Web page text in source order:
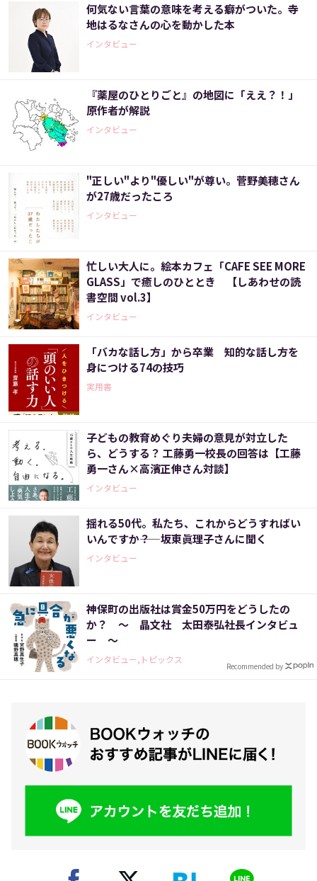
何気ない言葉の意味を考える癖がついた。寺
地はるなさんの心を動かした本
インタビュー
『薬屋のひとりごと』の地図に「ええ？！」
原作者が解説
インタビュー
"正しい"より"優しい"が尊い。菅野美穂さん
が27歳だったころ
インタビュー
忙しい大人に。絵本カフェ「CAFE SEE MORE
GLASS」で癒しのひととき 【しあわせの読
書空間 vol.3】
インタビュー
「バカな話し方」から卒業 知的な話し方を
身につける74の技巧
実用書
子どもの教育めぐり夫婦の意見が対立した
ら、どうする？ 工藤勇一校長の回答は【工藤
勇一さん×高濱正伸さん対談】
インタビュー
揺れる50代。私たち、これからどうすればい
いんですか――？ 坂東眞理子さんに聞く
インタビュー
神保町の出版社は賞金50万円をどうしたの
か？ ～ 晶文社 太田泰弘社長インタビュ
ー ～
インタビュー,トピックス
Recommended by